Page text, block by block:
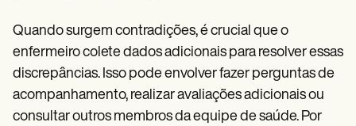
Quando surgem contradições, é crucial que o
enfermeiro colete dados adicionais para resolver essas
discrepâncias. Isso pode envolver fazer perguntas de
acompanhamento, realizar avaliações adicionais ou
consultar outros membros da equipe de saúde. Por